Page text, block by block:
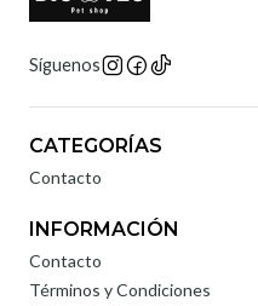
Síguenos
CATEGORÍAS
Contacto
INFORMACIÓN
Contacto
Términos y Condiciones